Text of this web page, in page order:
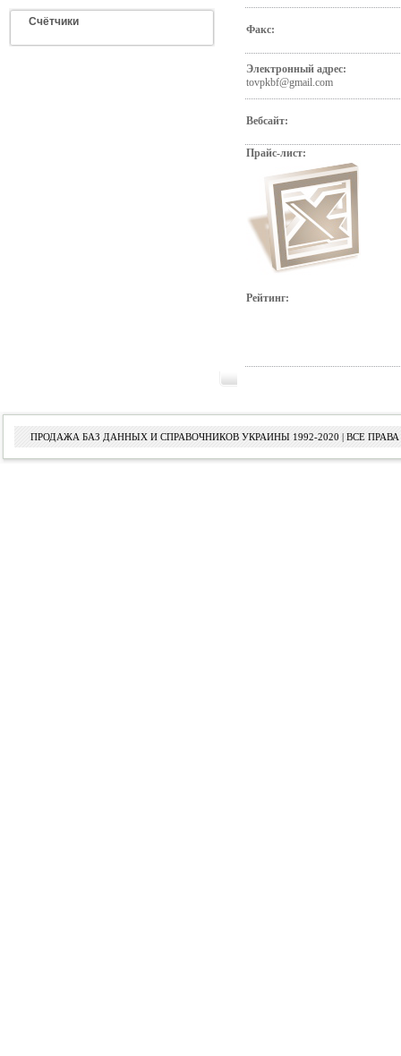
Счётчики
Факс:
Электронный адрес:
tovpkbf@gmail.com
Вебсайт:
Прайс-лист:
Рейтинг:
ПРОДАЖА БАЗ ДАННЫХ И СПРАВОЧНИКОВ УКРАИНЫ 1992-2020 | ВСЕ